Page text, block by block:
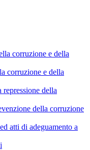
corruzione e della
corruzione e della
della
della corruzione
atti di adeguamento a